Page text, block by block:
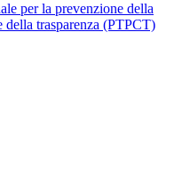
per la prevenzione della
della trasparenza (PTPCT)